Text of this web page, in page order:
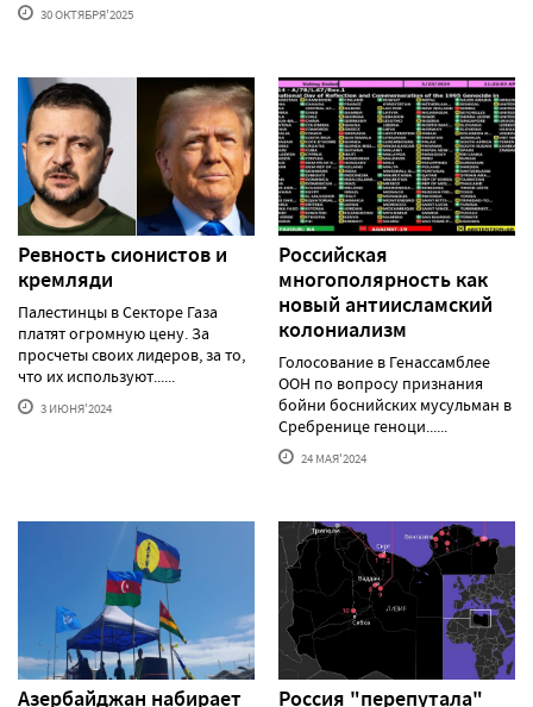
30 ОКТЯБРЯ'2025
Ревность сионистов и
кремляди
Палестинцы в Секторе Газа
платят огромную цену. За
просчеты своих лидеров, за то,
что их используют......
3 ИЮНЯ'2024
Российская
многополярность как
новый антиисламский
колониализм
Голосование в Генассамблее
ООН по вопросу признания
бойни боснийских мусульман в
Сребренице геноци......
24 МАЯ'2024
Азербайджан набирает
Россия "перепутала"